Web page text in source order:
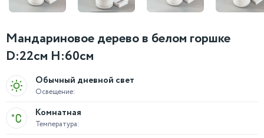
Мандариновое дерево в белом горшке
D:22см H:60см
Освещение:
Обычный дневной свет
Температура:
Комнатная